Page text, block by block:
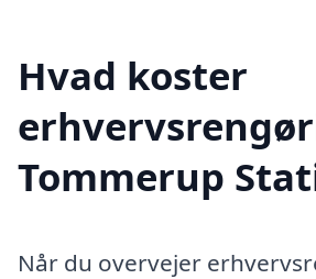
Hvad koster
Tommerup
Når du overvejer